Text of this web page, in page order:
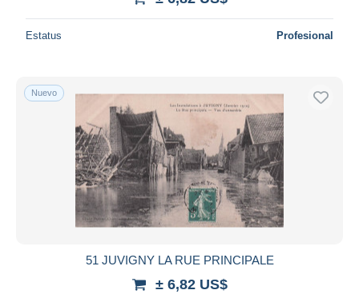
Estatus Profesional
Nuevo
51 JUVIGNY LA RUE PRINCIPALE
± 6,82 US$